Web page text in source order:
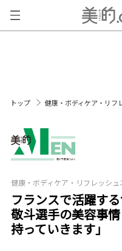
トップ 健康・ボディケア・リフ
健康・ボディケア・リフレッシュ
フランスで活躍す
敬斗選手の美容事
持っていきます」